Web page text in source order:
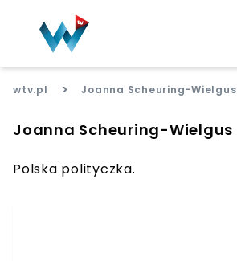
wtv.pl > Joanna Scheuring-Wielgus
Joanna Scheuring-Wielgus
Polska polityczka.